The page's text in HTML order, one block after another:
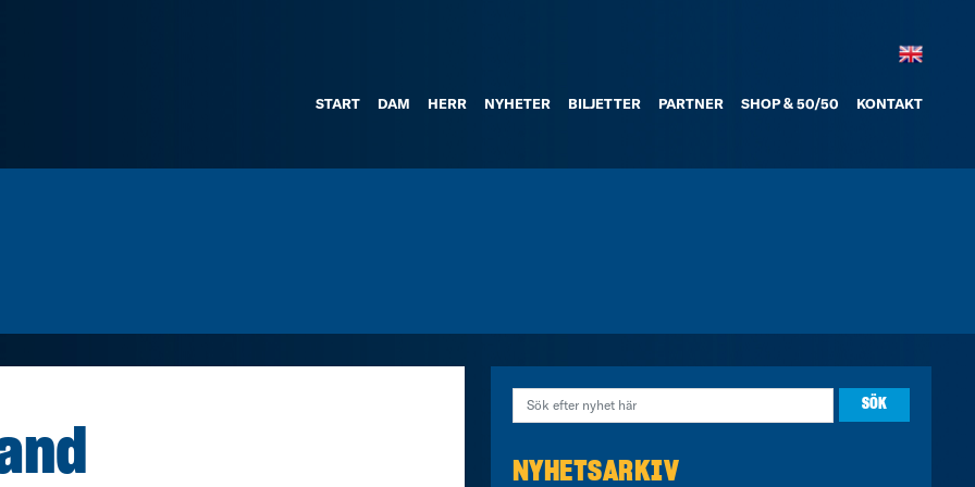
START DAM HERR NYHETER BILJETTER PARTNER SHOP & 50/50 KONTAKT
NYHETSARKIV